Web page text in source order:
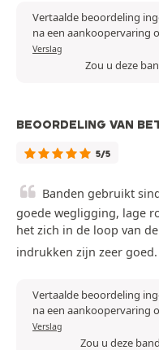
Vertaalde beoordeling
na een aankoopervaring
Verslag
Zou u deze
BEOORDELING VAN
5/5
Banden gebruikt
goede wegligging, lage
het zich in de loop van
indrukken zijn zeer goed.
Vertaalde beoordeling
na een aankoopervaring
Verslag
Zou u deze